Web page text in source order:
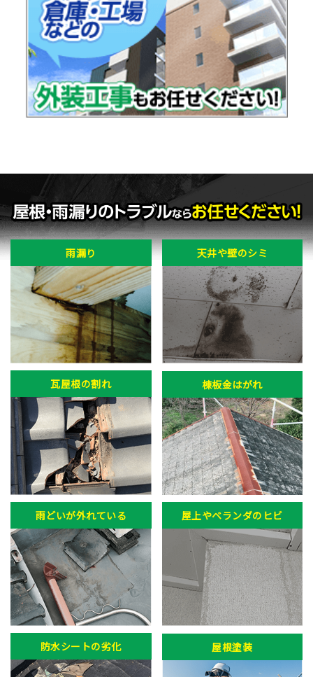
雨漏り 天井や壁のシミ
瓦屋根の割れ 棟板金はがれ
雨どいが外れている 屋上やベランダのヒビ
防水シートの劣化 屋根塗装